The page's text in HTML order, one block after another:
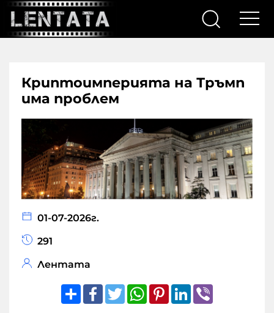
Криптоимперията на Тръмп
има проблем
01-07-2026г.
291
Лентата
ShareFacebook
TwitterWhatsApp
Pinterest
LinkedIn